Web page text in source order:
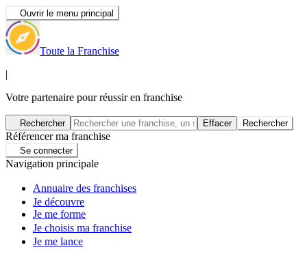
Ouvrir le menu principal
Toute la Franchise
|
Votre partenaire pour réussir en franchise
Rechercher Effacer Rechercher
Référencer ma franchise
Se connecter
Navigation principale
Annuaire des franchises
Je découvre
Je me forme
Je choisis ma franchise
Je me lance